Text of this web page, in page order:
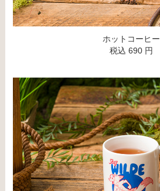
ホットコーヒー
税込 690 円